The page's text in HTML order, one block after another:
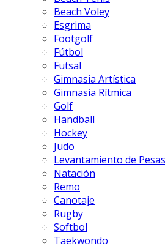
Beach Voley
Esgrima
Footgolf
Fútbol
Futsal
Gimnasia Artística
Gimnasia Rítmica
Golf
Handball
Hockey
Judo
Levantamiento de Pesas
Natación
Remo
Canotaje
Rugby
Softbol
Taekwondo